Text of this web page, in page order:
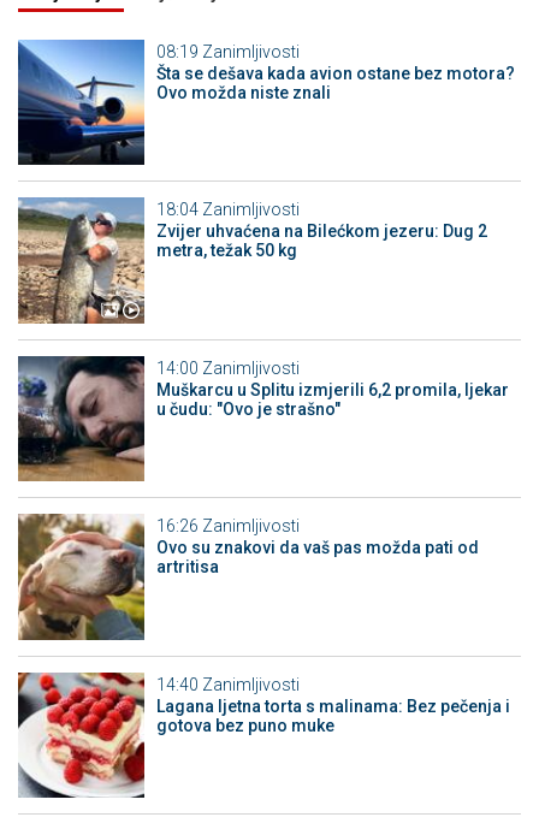
08:19 Zanimljivosti
Šta se dešava kada avion ostane bez motora?
Ovo možda niste znali
18:04 Zanimljivosti
Zvijer uhvaćena na Bilećkom jezeru: Dug 2
metra, težak 50 kg
14:00 Zanimljivosti
Muškarcu u Splitu izmjerili 6,2 promila, ljekar
u čudu: "Ovo je strašno"
16:26 Zanimljivosti
Ovo su znakovi da vaš pas možda pati od
artritisa
14:40 Zanimljivosti
Lagana ljetna torta s malinama: Bez pečenja i
gotova bez puno muke